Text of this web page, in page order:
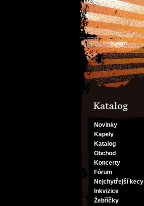
Katalog
Novinky
Kapely
Katalog
Obchod
Koncerty
Fórum
Nejchytřejší kecy
Inkvizice
Žebříčky